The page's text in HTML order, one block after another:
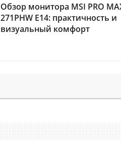
Обзор монитора MSI PRO
271PHW E14: практичность и
визуальный комфорт